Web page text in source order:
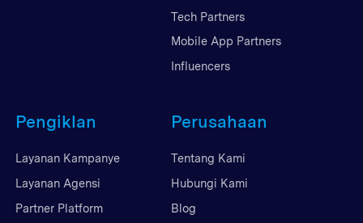
Tech Partners
Mobile App Partners
Influencers
Pengiklan
Layanan Kampanye
Layanan Agensi
Partner Platform
Perusahaan
Tentang Kami
Hubungi Kami
Blog